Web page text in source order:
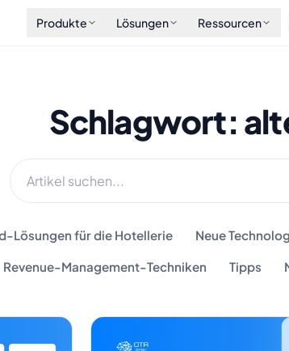
Produkte Lösungen Ressourcen
Schlagwort:
Lösungen für die Hotellerie Neue
Revenue-Management-Techniken Tipps